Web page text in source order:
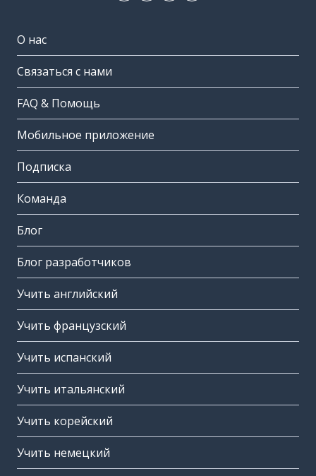
О нас
Связаться с нами
FAQ & Помощь
Мобильное приложение
Подписка
Команда
Блог
Блог разработчиков
Учить английский
Учить французский
Учить испанский
Учить итальянский
Учить корейский
Учить немецкий